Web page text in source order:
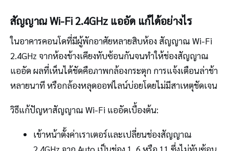
สัญญาณ Wi-Fi 2.4GHz แออัด แก้ได้อย่างไร
ในอาคารคอนโดที่มีผู้พักอาศัยหลายสิบห้อง สัญญาณ Wi-Fi
2.4GHz จากห้องข้างเคียงทับซ้อนกันจนทำให้ช่องสัญญาณ
แออัด ผลที่เห็นได้ชัดคือภาพกล้องกระตุก การแจ้งเตือนล่าช้า
หลายนาที หรือกล้องหลุดออฟไลน์บ่อยโดยไม่มีสาเหตุชัดเจน
วิธีแก้ปัญหาสัญญาณ Wi-Fi แออัดเบื้องต้น:
เข้าหน้าตั้งค่าเราเตอร์และเปลี่ยนช่องสัญญาณ
2.4GHz จาก Auto เป็นช่อง 1, 6 หรือ 11 ซึ่งไม่ทับซ้อน